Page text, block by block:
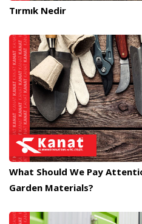
Tırmık Nedir
What Should We Pay
Garden Materials?